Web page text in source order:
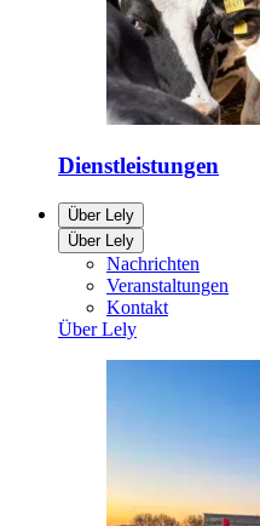
Dienstleistungen
Über Lely
Über Lely
Nachrichten
Veranstaltungen
Kontakt
Über Lely